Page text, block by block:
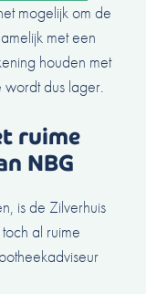
mogelijk om de
met een
houden met
dus lager.
ruime
NBG
is de Zilverhuis
al ruime